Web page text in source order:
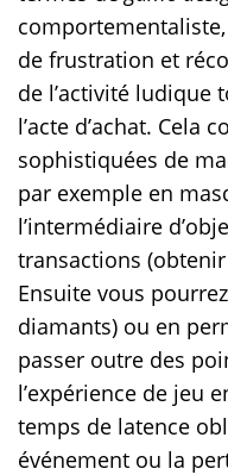
de frustration et
de l’activité ludique
l’acte d’achat. Cela
sophistiquées de
par exemple en
l’intermédiaire
transactions
Ensuite vous
diamants) ou en
passer outre des
l’expérience de jeu
temps de latence
événement ou la